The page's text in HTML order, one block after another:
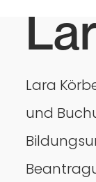
Lara
und